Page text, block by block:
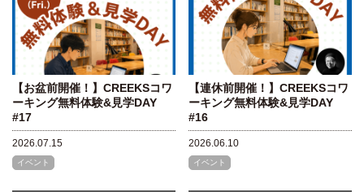
【お盆前開催！】CREEKSコワ
ーキング無料体験&見学DAY
#17
2026.07.15
イベント
【連休前開催！】CREEKSコワ
ーキング無料体験&見学DAY
#16
2026.06.10
イベント